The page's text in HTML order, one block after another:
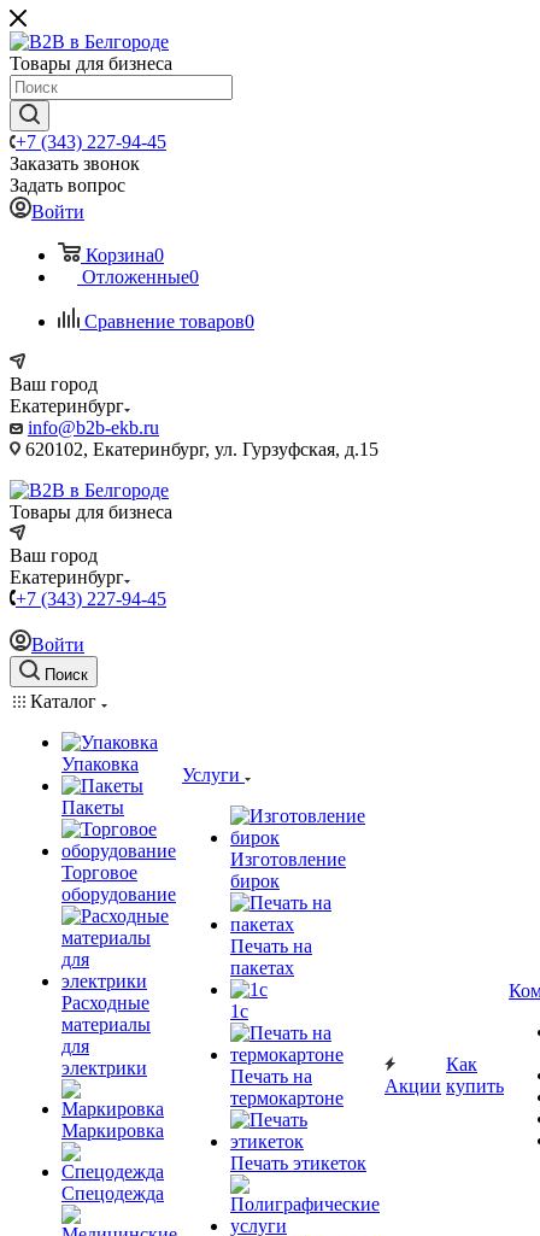
Товары для бизнеса
+7 (343) 227-94-45
Заказать звонок
Задать вопрос
Войти
Корзина0
Отложенные0
Сравнение товаров0
Ваш город
Екатеринбург
info@b2b-ekb.ru
620102, Екатеринбург, ул. Гурзуфская, д.15
Товары для бизнеса
Ваш город
Екатеринбург
+7 (343) 227-94-45
Войти
Поиск
Каталог
Упаковка
Пакеты
Торговое
оборудование
Расходные
материалы
для
электрики
Маркировка
Спецодежда
Услуги
Изготовление
бирок
Печать на
пакетах
1c
Печать на
термокартоне
Печать этикеток
Акции
Как
купить